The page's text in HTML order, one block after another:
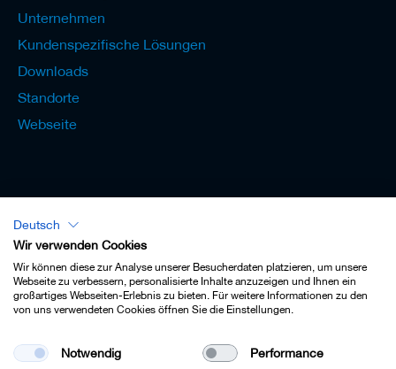
Unternehmen
Kundenspezifische Lösungen
Downloads
Standorte
Webseite
Lexikon - Deutsch
Impressum
Deutsch
Wir verwenden Cookies
Wir können diese zur Analyse unserer Besucherdaten platzieren, um unsere
Webseite zu verbessern, personalisierte Inhalte anzuzeigen und Ihnen ein
großartiges Webseiten-Erlebnis zu bieten. Für weitere Informationen zu den
von uns verwendeten Cookies öffnen Sie die Einstellungen.
Notwendig Performance